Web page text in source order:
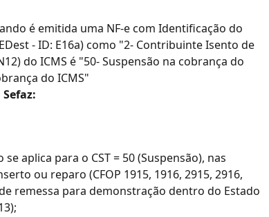
é emitida uma NF-e com Identificação do
- ID: E16a) como "2- Contribuinte Isento de
do ICMS é "50- Suspensão na cobrança do
do ICMS"
aplica para o CST = 50 (Suspensão), nas
ou reparo (CFOP 1915, 1916, 2915, 2916,
remessa para demonstração dentro do Estado